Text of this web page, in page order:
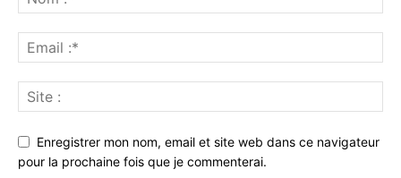
Enregistrer mon nom, email et site web dans ce navigateur
pour la prochaine fois que je commenterai.